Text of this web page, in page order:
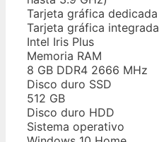
Tarjeta gráfica dedicada
Tarjeta gráfica integrada
Intel Iris Plus
Memoria RAM
8 GB DDR4 2666 MHz
Disco duro SSD
512 GB
Disco duro HDD
Sistema operativo